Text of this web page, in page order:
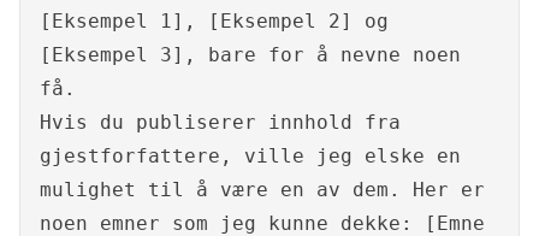
[Eksempel 1], [Eksempel 2] og
[Eksempel 3], bare for å nevne noen
få.
Hvis du publiserer innhold fra
gjestforfattere, ville jeg elske en
mulighet til å være en av dem. Her er
noen emner som jeg kunne dekke: [Emne